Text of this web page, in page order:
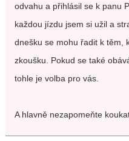
odvahu a přihlásil se k panu
každou jízdu jsem si užil a
dnešku se mohu řadit k těm,
zkoušku. Pokud se také
tohle je volba pro vás.
A hlavně nezapomeňte